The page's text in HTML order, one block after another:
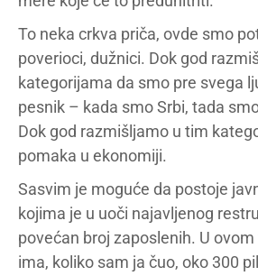
To neka crkva priča, ovde smo
poverioci, dužnici. Dok god
kategorijama da smo pre svega
pesnik – kada smo Srbi, tada
Dok god razmišljamo u tim
pomaka u ekonomiji.
Sasvim je moguće da postoje
kojima je u uoči najavljenog
povećan broj zaposlenih. U
ima, koliko sam ja čuo, oko 300